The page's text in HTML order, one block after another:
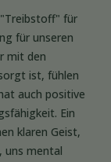
für
für unseren
mit den
ist, fühlen
auch positive
Ein
klaren Geist,
uns mental